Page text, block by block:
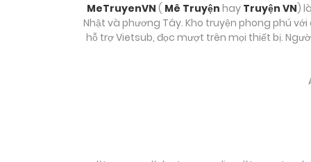
MeTruyenVN ( Mê Truyện hay Truyện VN)
Nhật và phương Tây. Kho truyện phong phú
hỗ trợ Vietsub, đọc mượt trên mọi thiết bị.